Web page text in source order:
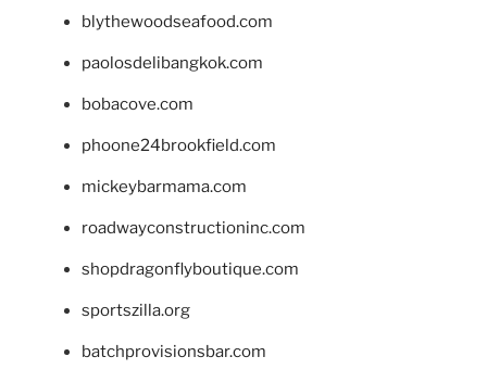
blythewoodseafood.com
paolosdelibangkok.com
bobacove.com
phoone24brookfield.com
mickeybarmama.com
roadwayconstructioninc.com
shopdragonflyboutique.com
sportszilla.org
batchprovisionsbar.com